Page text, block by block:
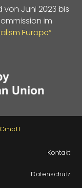
Juni 2023 bis
im
Europe“
Kontakt
Datenschutz